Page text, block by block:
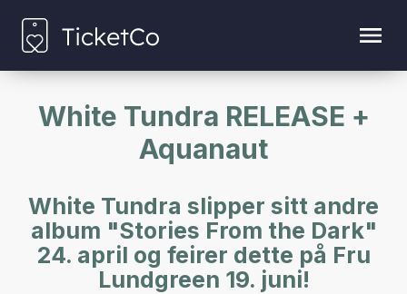
White Tundra RELEASE +
Aquanaut
White Tundra slipper sitt andre
album "Stories From the Dark"
24. april og feirer dette på Fru
Lundgreen 19. juni!